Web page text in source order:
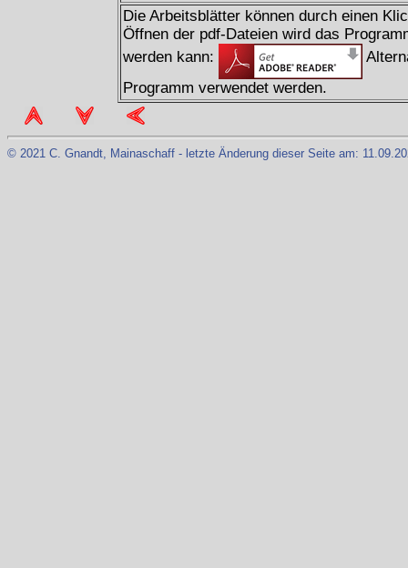
Die Arbeitsblätter können durch einen
Öffnen der pdf-Dateien wird das
werden kann:
Programm verwendet werden.
© 2021 C. Gnandt, Mainaschaff - letzte Änderung dieser Seite am: